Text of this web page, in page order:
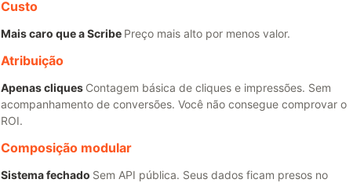
Custo
Mais caro que a Scribe Preço mais alto por menos valor.
Atribuição
Apenas cliques Contagem básica de cliques e impressões. Sem
acompanhamento de conversões. Você não consegue comprovar o
ROI.
Composição modular
Sistema fechado Sem API pública. Seus dados ficam presos no